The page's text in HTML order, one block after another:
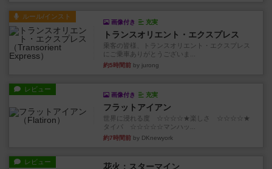
ルール/インスト
画像付き 充実
トランスオリエント・エクスプレス
乗客の皆様、トランスオリエント・エクスプレス
にご乗車ありがとうございま...
約5時間前 by jurong
レビュー
画像付き 充実
フラットアイアン
世界に浸れる度 ☆☆☆☆★楽しさ ☆☆☆☆★
タイパ ☆☆☆☆☆マンハッ...
約7時間前 by DKnewyork
レビュー 花火：スターマイン